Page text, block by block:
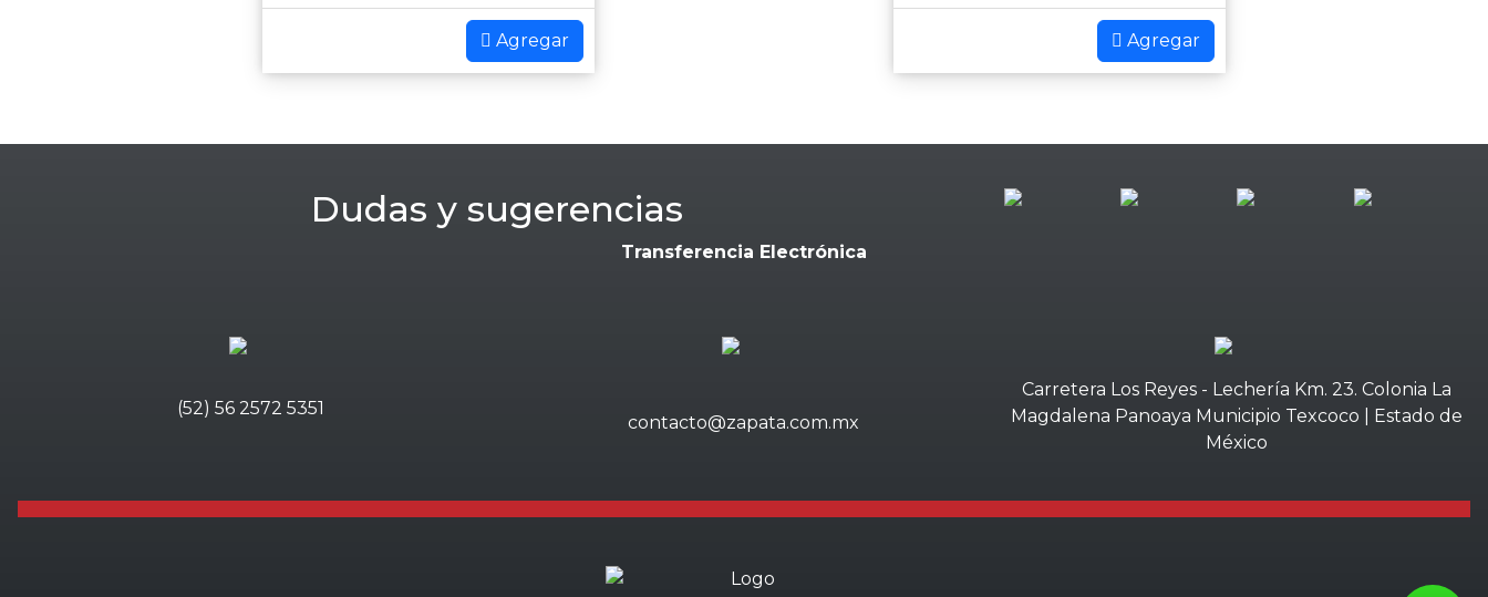
Agregar Agregar
Dudas y sugerencias
Transferencia Electrónica
(52) 56 2572 5351
contacto@zapata.com.mx
Carretera Los Reyes - Lechería Km. 23. Colonia La
Magdalena Panoaya Municipio Texcoco | Estado de
México